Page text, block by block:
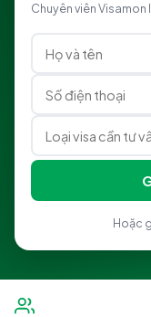
Chuyên viên Visamon
Hoặc